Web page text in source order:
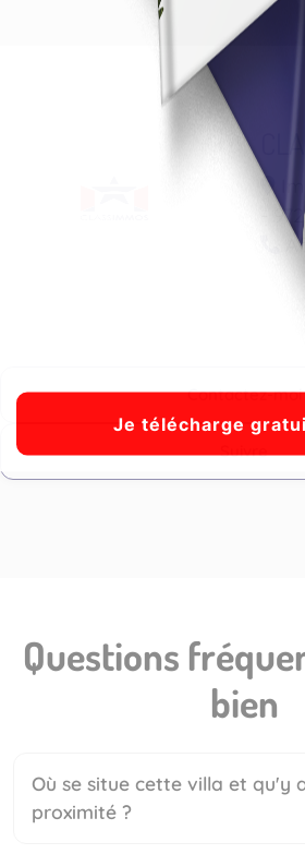
-
Contactez-moi
Suivre
Questions
bien
Où se situe cette villa et qu'y
proximité ?